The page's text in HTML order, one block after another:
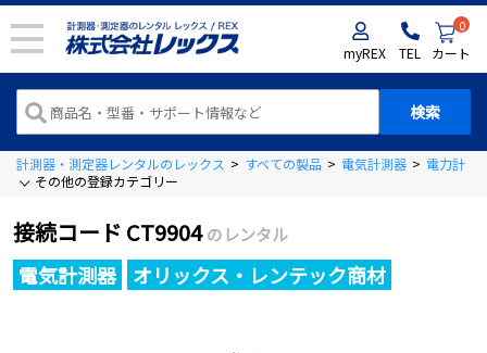
myREX TEL
0
カート
計測器・測定器レンタルのレックス > すべての製品 > 電気計測器 > 電力計
その他の登録カテゴリー
接続コード CT9904 のレンタル
電気計測器 オリックス・レンテック商材